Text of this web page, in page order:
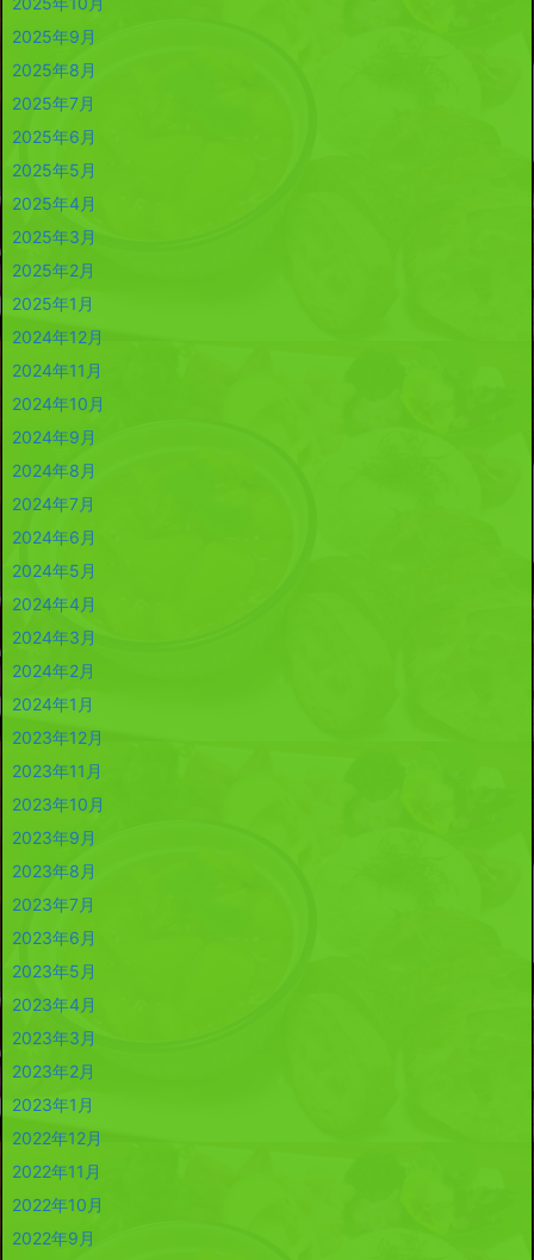
2025年9月
2025年8月
2025年7月
2025年6月
2025年5月
2025年4月
2025年3月
2025年2月
2025年1月
2024年12月
2024年11月
2024年10月
2024年9月
2024年8月
2024年7月
2024年6月
2024年5月
2024年4月
2024年3月
2024年2月
2024年1月
2023年12月
2023年11月
2023年10月
2023年9月
2023年8月
2023年7月
2023年6月
2023年5月
2023年4月
2023年3月
2023年2月
2023年1月
2022年12月
2022年11月
2022年10月
2022年9月